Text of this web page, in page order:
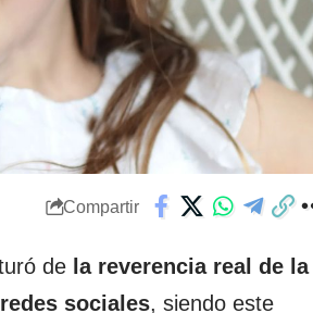
Compartir
de la reverencia real de la
sociales, siendo este